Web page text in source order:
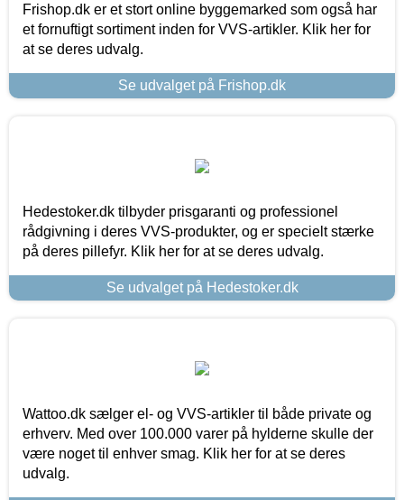
Frishop.dk er et stort online byggemarked som også har
et fornuftigt sortiment inden for VVS-artikler. Klik her for
at se deres udvalg.
Se udvalget på Frishop.dk
Hedestoker.dk tilbyder prisgaranti og professionel
rådgivning i deres VVS-produkter, og er specielt stærke
på deres pillefyr. Klik her for at se deres udvalg.
Se udvalget på Hedestoker.dk
Wattoo.dk sælger el- og VVS-artikler til både private og
erhverv. Med over 100.000 varer på hylderne skulle der
være noget til enhver smag. Klik her for at se deres
udvalg.